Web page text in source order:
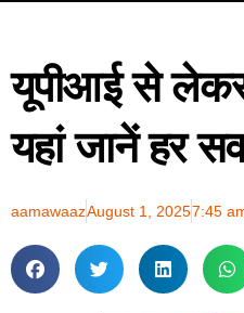
यूपीआई से
यहां जानें हर
aamawaazAugust 1, 20257:45